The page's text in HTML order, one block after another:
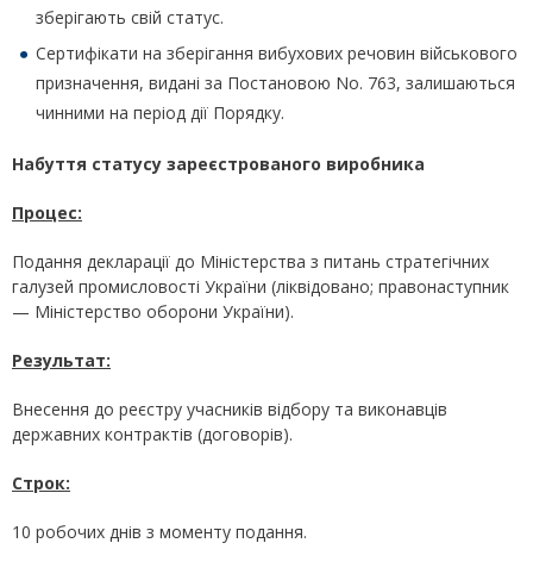
зберігають свій статус.
Сертифікати на зберігання вибухових речовин військового
призначення, видані за Постановою No. 763, залишаються
чинними на період дії Порядку.
Набуття статусу зареєстрованого виробника
Процес:
Подання декларації до Міністерства з питань стратегічних
галузей промисловості України (ліквідовано; правонаступник
— Міністерство оборони України).
Результат:
Внесення до реєстру учасників відбору та виконавців
державних контрактів (договорів).
Строк:
10 робочих днів з моменту подання.